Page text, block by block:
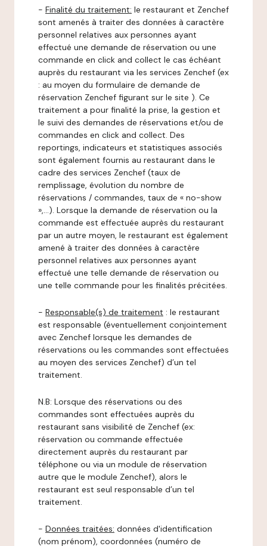
- Finalité du traitement: le restaurant et Zenchef
sont amenés à traiter des données à caractère
personnel relatives aux personnes ayant
effectué une demande de réservation ou une
commande en click and collect le cas échéant
auprès du restaurant via les services Zenchef (ex
: au moyen du formulaire de demande de
réservation Zenchef figurant sur le site ). Ce
traitement a pour finalité la prise, la gestion et
le suivi des demandes de réservations et/ou de
commandes en click and collect. Des
reportings, indicateurs et statistiques associés
sont également fournis au restaurant dans le
cadre des services Zenchef (taux de
remplissage, évolution du nombre de
réservations / commandes, taux de « no-show
»,…). Lorsque la demande de réservation ou la
commande est effectuée auprès du restaurant
par un autre moyen, le restaurant est également
amené à traiter des données à caractère
personnel relatives aux personnes ayant
effectué une telle demande de réservation ou
une telle commande pour les finalités précitées.
- Responsable(s) de traitement : le restaurant
est responsable (éventuellement conjointement
avec Zenchef lorsque les demandes de
réservations ou les commandes sont effectuées
au moyen des services Zenchef) d’un tel
traitement.
N.B: Lorsque des réservations ou des
commandes sont effectuées auprès du
restaurant sans visibilité de Zenchef (ex:
réservation ou commande effectuée
directement auprès du restaurant par
téléphone ou via un module de réservation
autre que le module Zenchef), alors le
restaurant est seul responsable d’un tel
traitement.
- Données traitées: données d'identification
(nom prénom), coordonnées (numéro de